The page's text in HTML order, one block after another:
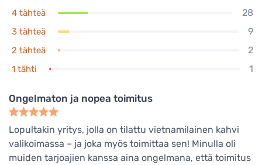
4 tähteä 28
3 tähteä 9
2 tähteä 2
1 tähti 1
Ongelmaton ja nopea toimitus
Lopultakin yritys, jolla on tilattu vietnamilainen kahvi
valikoimassa – ja joka myös toimittaa sen! Minulla oli
muiden tarjoajien kanssa aina ongelmana, että toimitus